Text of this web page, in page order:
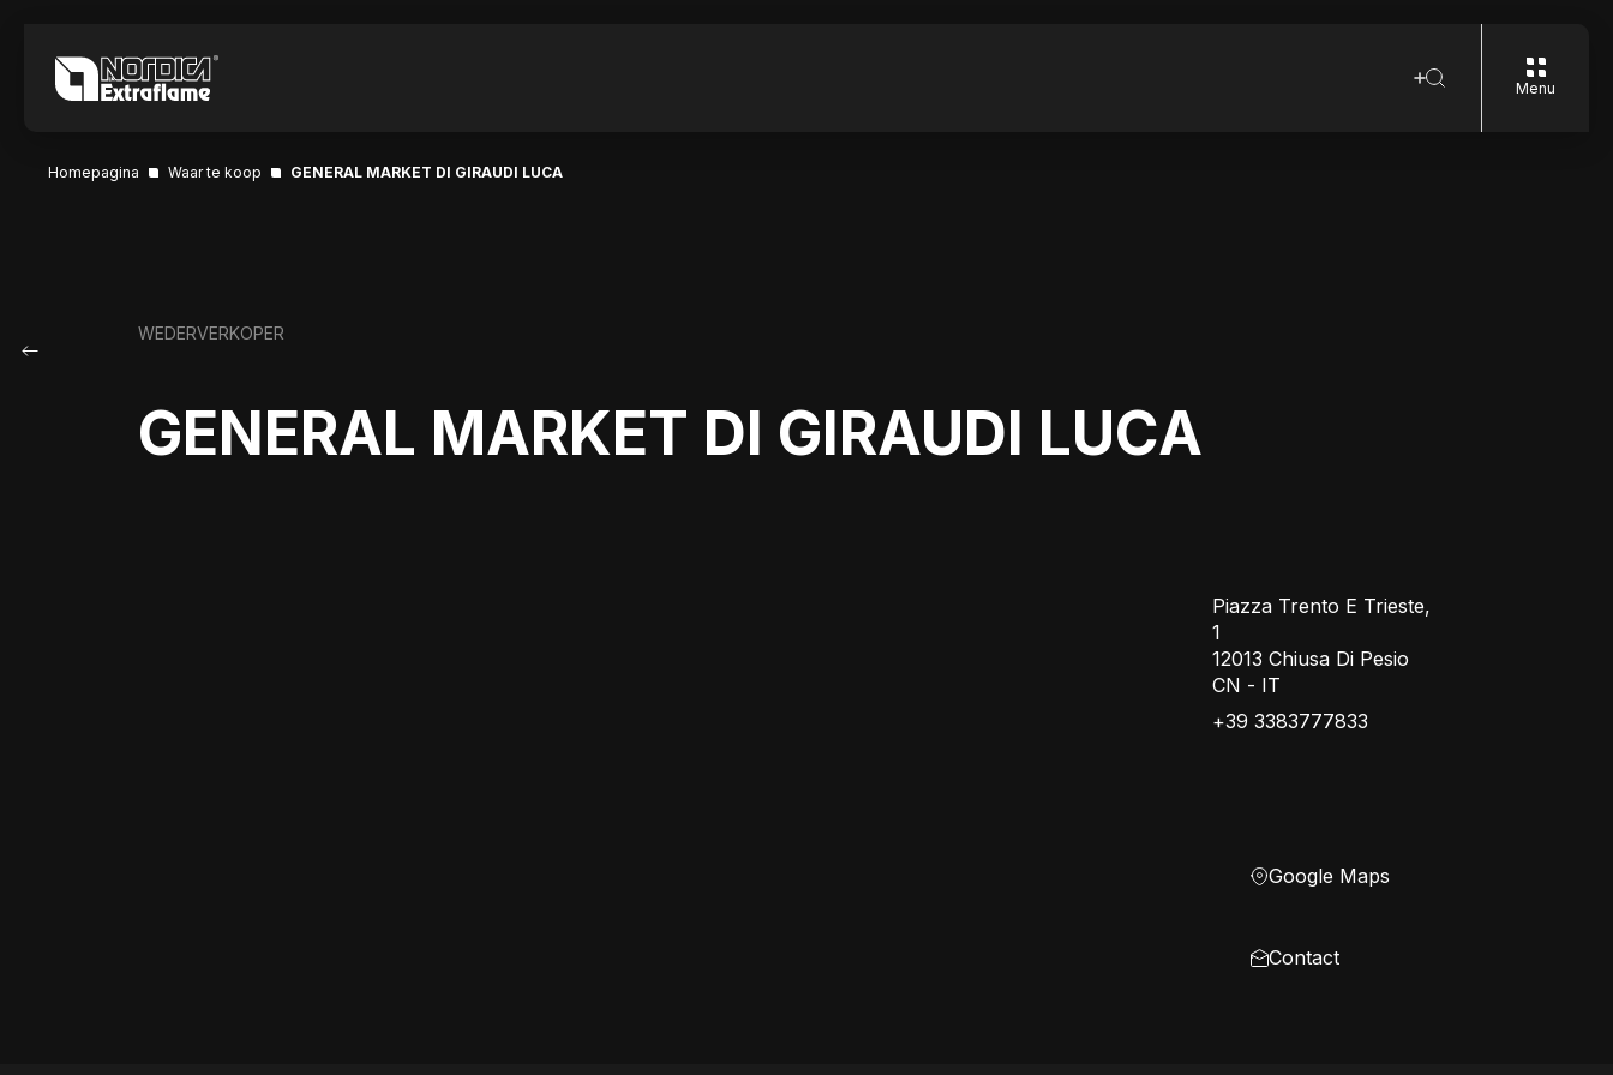
Menu
Homepagina Waar te koop GENERAL MARKET DI GIRAUDI LUCA
WEDERVERKOPER
GENERAL MARKET DI GIRAUDI LUCA
Piazza Trento E Trieste,
1
12013 Chiusa Di Pesio
CN - IT
+39 3383777833
Google Maps
Contact